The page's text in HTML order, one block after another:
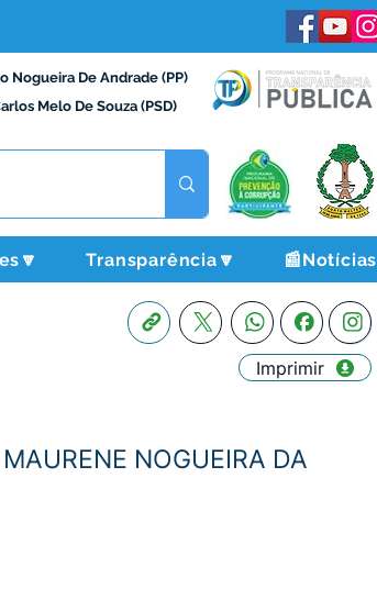
Nogueira De Andrade (PP)
Melo De Souza (PSD)
Transparência🔽 📰Notícias
Imprimir
NOGUEIRA DA